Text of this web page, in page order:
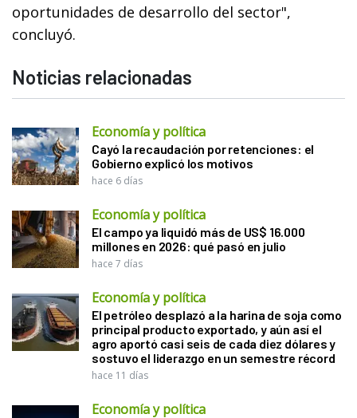
oportunidades de desarrollo del sector",
concluyó.
Noticias relacionadas
Economía y política
Cayó la recaudación por retenciones: el
Gobierno explicó los motivos
hace 6 días
Economía y política
El campo ya liquidó más de US$ 16.000
millones en 2026: qué pasó en julio
hace 7 días
Economía y política
El petróleo desplazó a la harina de soja como
principal producto exportado, y aún así el
agro aportó casi seis de cada diez dólares y
sostuvo el liderazgo en un semestre récord
hace 11 días
Economía y política